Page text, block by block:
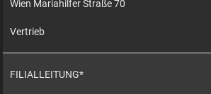
Wien Mariahilfer Straße 70
Vertrieb
FILIALLEITUNG*